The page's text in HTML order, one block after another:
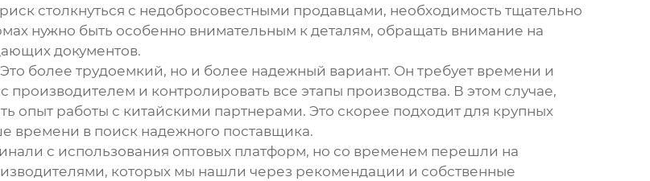
столкнуться с недобросовестными продавцами, необходимость тщательно
нужно быть особенно внимательным к деталям, обращать внимание на
документов.
более трудоемкий, но и более надежный вариант. Он требует времени и
и контролировать все этапы производства. В этом случае,
опыт работы с китайскими партнерами. Это скорее подходит для крупных
времени в поиск надежного поставщика.
с использования оптовых платформ, но со временем перешли на
которых мы нашли через рекомендации и собственные